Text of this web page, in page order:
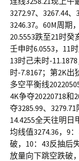
3272.97、3267.44
3246.37。60M周期
20.5553跌至21时癸
壬申时6.0553，11
13时己未时-
时-7.8167；第2K
多空平衡线
4K争夺20220718和
夺3285.99、
14.4255全天往明日
均线值3274.36，9
破，10：43反抽后
放量向下跳空跌破